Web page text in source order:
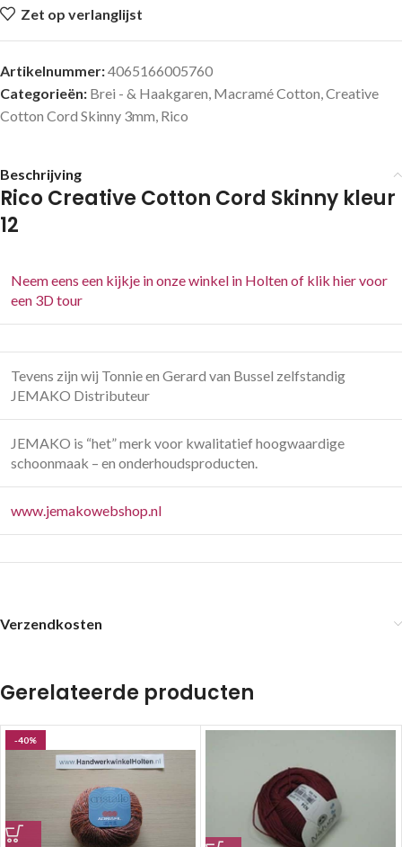
Zet op verlanglijst
Artikelnummer:4065166005760
Categorieën: Brei - & Haakgaren, Macramé Cotton,Creative
Cotton Cord Skinny 3mm, Rico
Beschrijving
Rico Creative Cotton Cord Skinny kleur
12
Neem eens een kijkje in onze winkel in Holten of klik hier voor
een 3D tour
Tevens zijn wij Tonnie en Gerard van Bussel zelfstandig
JEMAKO Distributeur
JEMAKO is “het” merk voor kwalitatief hoogwaardige
schoonmaak – en onderhoudsproducten.
www.jemakowebshop.nl
Verzendkosten
Gerelateerde producten
-40%